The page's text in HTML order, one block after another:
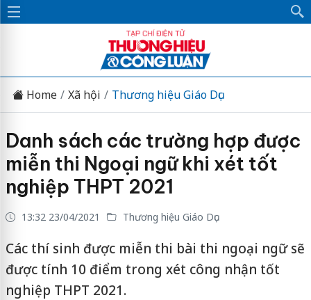
Home Xã hội Thương hiệu Giáo Dục
Danh sách các trường hợp được
miễn thi Ngoại ngữ khi xét tốt
nghiệp THPT 2021
13:32 23/04/2021 Thương hiệu Giáo Dục
Các thí sinh được miễn thi bài thi ngoại ngữ sẽ
được tính 10 điểm trong xét công nhận tốt
nghiệp THPT 2021.